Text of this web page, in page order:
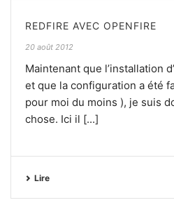
REDFIRE AVEC OPENFIRE
20 août 2012
Maintenant que l’installation
et que la configuration a été
pour moi du moins ), je suis
chose. Ici il [...]
Lire